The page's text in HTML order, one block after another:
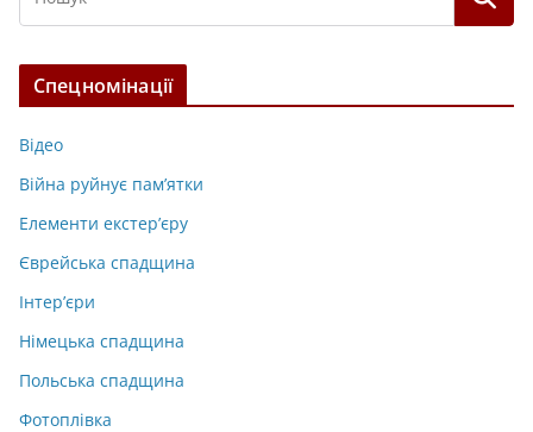
Спецномінації
Відео
Війна руйнує пам’ятки
Елементи екстер’єру
Єврейська спадщина
Інтер’єри
Німецька спадщина
Польська спадщина
Фотоплівка